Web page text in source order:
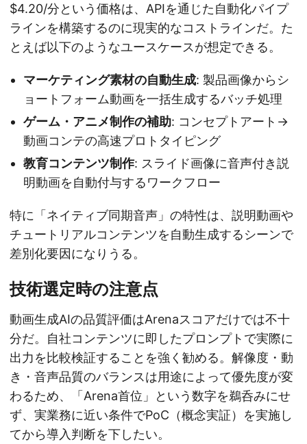
$4.20/分という価格は、APIを通じた自動化パイプ
ラインを構築するのに現実的なコストラインだ。た
とえば以下のようなユースケースが想定できる。
マーケティング素材の自動生成: 製品画像からシ
ョートフォーム動画を一括生成するバッチ処理
ゲーム・アニメ制作の補助: コンセプトアート→
動画コンテの高速プロトタイピング
教育コンテンツ制作: スライド画像に音声付き説
明動画を自動付与するワークフロー
特に「ネイティブ同期音声」の特性は、説明動画や
チュートリアルコンテンツを自動生成するシーンで
差別化要因になりうる。
技術選定時の注意点
動画生成AIの品質評価はArenaスコアだけでは不十
分だ。自社コンテンツに即したプロンプトで実際に
出力を比較検証することを強く勧める。解像度・動
き・音声品質のバランスは用途によって優先度が変
わるため、「Arena首位」という数字を鵜呑みにせ
ず、実業務に近い条件でPoC（概念実証）を実施し
てから導入判断を下したい。